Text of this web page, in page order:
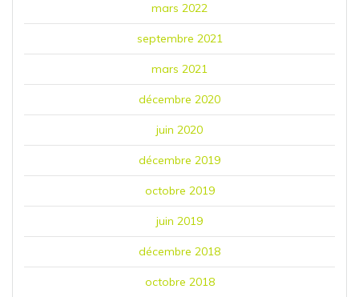
mars 2022
septembre 2021
mars 2021
décembre 2020
juin 2020
décembre 2019
octobre 2019
juin 2019
décembre 2018
octobre 2018